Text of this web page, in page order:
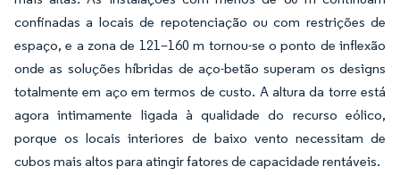
confinadas a locais de repotenciação ou com restrições de
espaço, e a zona de 121–160 m tornou-se o ponto de inflexão
onde as soluções híbridas de aço-betão superam os designs
totalmente em aço em termos de custo. A altura da torre está
agora intimamente ligada à qualidade do recurso eólico,
porque os locais interiores de baixo vento necessitam de
cubos mais altos para atingir fatores de capacidade rentáveis.